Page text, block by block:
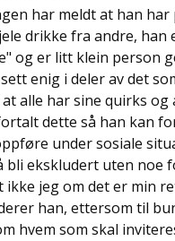
har meldt at han har
drikke fra andre, han
og er litt klein person
enig i deler av det
alle har sine quirks og
dette så han kan
under sosiale
bli ekskludert uten noe
ikke jeg om det er min
han, ettersom til
hvem som skal